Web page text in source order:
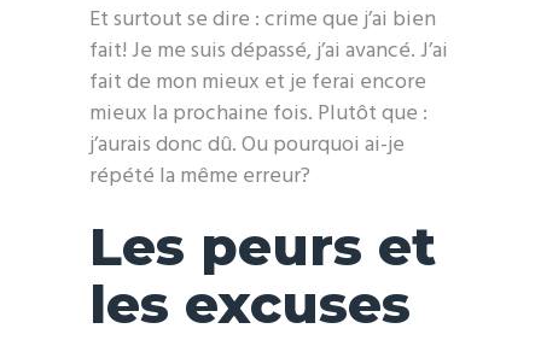
Et surtout se dire : crime que j’ai bien
fait! Je me suis dépassé, j’ai avancé. J’ai
fait de mon mieux et je ferai encore
mieux la prochaine fois. Plutôt que :
j’aurais donc dû. Ou pourquoi ai-je
répété la même erreur?
Les peurs et
les excuses